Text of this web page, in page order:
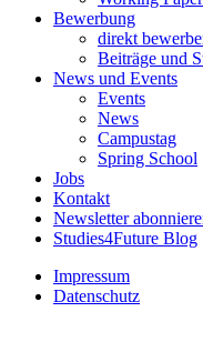
Bewerbung
direkt
Beiträge und
News und Events
Events
News
Campustag
Spring School
Jobs
Kontakt
Newsletter
Studies4Future Blog
Impressum
Datenschutz